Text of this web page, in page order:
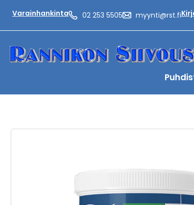
Varainhankinta 02 253 5505 myynti@rst.fi